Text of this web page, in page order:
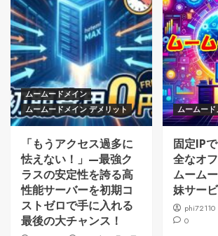
ムームードメイン
ムームードメイン デメリット
「もうアクセス過多に
怯えない！」—最強ク
ラスの安定性を誇る高
性能サーバーを初期コ
ストゼロで手に入れる
最後の大チャンス！
ムームード
固定IP
全なオ
ムーム
妹サー
phi72110
0